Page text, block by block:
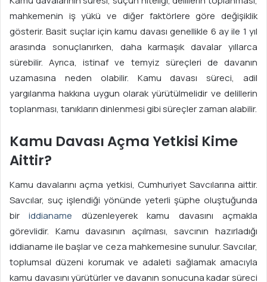
mahkemenin iş yükü ve diğer faktörlere göre değişiklik
gösterir. Basit suçlar için kamu davası genellikle 6 ay ile 1 yıl
arasında sonuçlanırken, daha karmaşık davalar yıllarca
sürebilir. Ayrıca, istinaf ve temyiz süreçleri de davanın
uzamasına neden olabilir. Kamu davası süreci, adil
yargılanma hakkına uygun olarak yürütülmelidir ve delillerin
toplanması, tanıkların dinlenmesi gibi süreçler zaman alabilir.
Kamu Davası Açma Yetkisi Kime
Aittir?
Kamu davalarını açma yetkisi, Cumhuriyet Savcılarına aittir.
Savcılar, suç işlendiği yönünde yeterli şüphe oluştuğunda
biriddianame düzenleyerek kamu davasını açmakla
görevlidir. Kamu davasının açılması, savcının hazırladığı
iddianame ile başlar ve ceza mahkemesine sunulur. Savcılar,
toplumsal düzeni korumak ve adaleti sağlamak amacıyla
kamu davasını yürütürler ve davanın sonucuna kadar süreci